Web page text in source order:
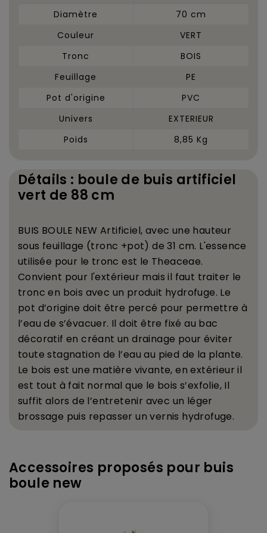
Diamètre
70 cm
Couleur
VERT
Tronc
BOIS
Feuillage
PE
Pot d'origine
PVC
Univers
EXTERIEUR
Poids
8,85 Kg
Détails : boule de buis artificiel
vert de 88 cm
BUIS BOULE NEW Artificiel, avec une hauteur
sous feuillage (tronc +pot) de 31 cm. L'essence
utilisée pour le tronc est le Theaceae.
Convient pour l'extérieur mais il faut traiter le
tronc en bois avec un produit hydrofuge. Le
pot d’origine doit être percé pour permettreà
l’eau de s’évacuer. Il doitêtre fixé au bac
décoratif en créant un drainage pour éviter
toute stagnation de l’eau au pied de la plante.
Le bois est une matière vivante, en extérieur il
est tout à fait normal que le bois s’exfolie, Il
suffit alors de l’entretenir avec un léger
brossage puis repasser un vernis hydrofuge.
Accessoires proposés pour buis
boule new